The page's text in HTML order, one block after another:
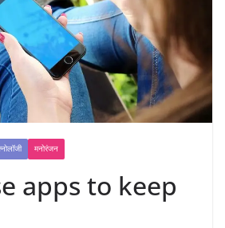
मनोरंजन
apps to keep